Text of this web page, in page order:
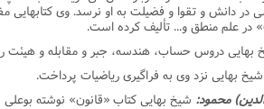
دانش و تقوا و فضیلت به او نرسد. وى کتابهایى
در علم منطق و... تألیف کرده است.
بهایى دروس حساب، هندسه، جبر و مقابله و هیئت
شیخ بهایى نزد وى به فراگیرى ریاضیات پرداخت.
شیخ بهایى کتاب «قانون» نوشته